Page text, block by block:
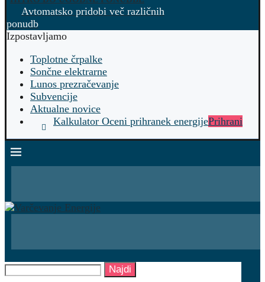
Avtomatsko pridobi več različnih
ponudb
Izpostavljamo
Toplotne črpalke
Sončne elektrarne
Lunos prezračevanje
Subvencije
Aktualne novice
Kalkulator Oceni prihranek energijePrihrani
Najdi